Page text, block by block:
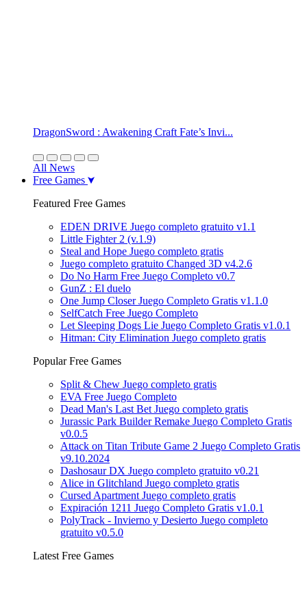
DragonSword : Awakening Craft Fate’s Invi...
All News
Free Games
Featured Free Games
EDEN DRIVE Juego completo gratuito v1.1
Little Fighter 2 (v.1.9)
Steal and Hope Juego completo gratis
Juego completo gratuito Changed 3D v4.2.6
Do No Harm Free Juego Completo v0.7
GunZ : El duelo
One Jump Closer Juego Completo Gratis v1.1.0
SelfCatch Free Juego Completo
Let Sleeping Dogs Lie Juego Completo Gratis v1.0.1
Hitman: City Elimination Juego completo gratis
Popular Free Games
Split & Chew Juego completo gratis
EVA Free Juego Completo
Dead Man's Last Bet Juego completo gratis
Jurassic Park Builder Remake Juego Completo Gratis
v0.0.5
Attack on Titan Tribute Game 2 Juego Completo Gratis
v9.10.2024
Dashosaur DX Juego completo gratuito v0.21
Alice in Glitchland Juego completo gratis
Cursed Apartment Juego completo gratis
Expiración 1211 Juego Completo Gratis v1.0.1
PolyTrack - Invierno y Desierto Juego completo
gratuito v0.5.0
Latest Free Games